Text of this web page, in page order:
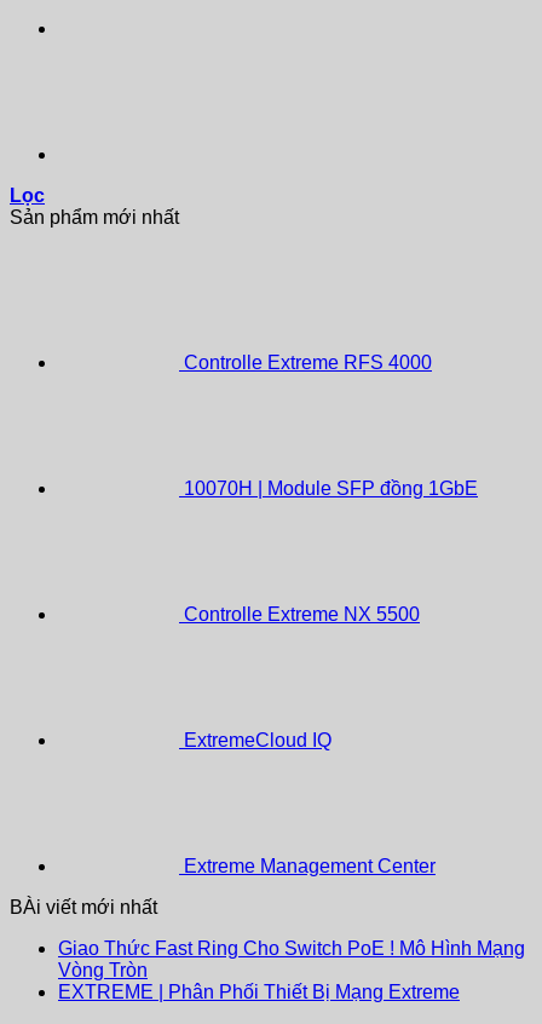
Lọc
Sản phẩm mới nhất
Controlle Extreme RFS 4000
10070H | Module SFP đồng 1GbE
Controlle Extreme NX 5500
ExtremeCloud IQ
Extreme Management Center
BÀi viết mới nhất
Giao Thức Fast Ring Cho Switch PoE ! Mô Hình Mạng
Vòng Tròn
EXTREME | Phân Phối Thiết Bị Mạng Extreme